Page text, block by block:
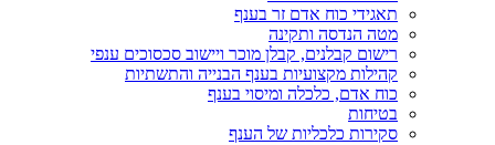
תאגידי כוח אדם זר בענף
מטה הנדסה ותקינה
רישום קבלנים, קבלן מוכר ויישוב סכסוכים ענפי
קהילות מקצועיות בענף הבנייה והתשתיות
כוח אדם, כלכלה ומיסוי בענף
בטיחות
סקירות כלכליות של הענף